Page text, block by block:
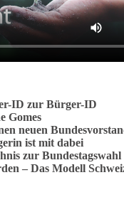
ID zur Bürger-ID
Gomes
neuen
ist mit dabei
zur Bundestagswahl
– Das Modell